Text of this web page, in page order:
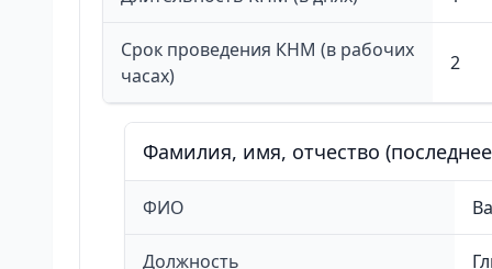
Срок проведения КНМ (в рабочих
часах)
2
Фамилия, имя, отчество
ФИО
Должность